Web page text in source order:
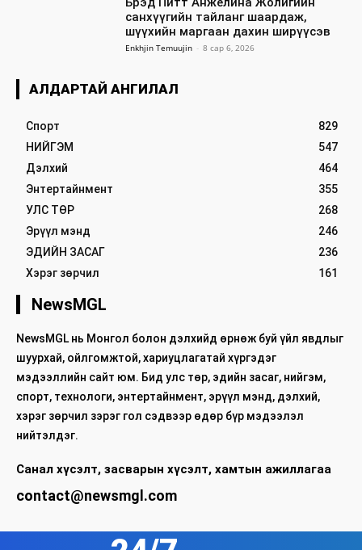
санхүүгийн тайланг шаардаж,
шүүхийн маргаан дахин ширүүсэв
Enkhjin Temuujin - 8 сар 6, 2026
АЛДАРТАЙ АНГИЛАЛ
Спорт
829
НИЙГЭМ
547
Дэлхий
464
Энтертайнмент
355
УЛС ТӨР
268
Эрүүл мэнд
246
ЭДИЙН ЗАСАГ
236
Хэрэг зөрчил
161
NewsMGL
NewsMGL нь Монгол болон дэлхийд өрнөж буй үйл явдлыг
шуурхай, ойлгомжтой, хариуцлагатай хүргэдэг
мэдээллийн сайт юм. Бид улс төр, эдийн засаг, нийгэм,
спорт, технологи, энтертайнмент, эрүүл мэнд, дэлхий,
хэрэг зөрчил зэрэг гол сэдвээр өдөр бүр мэдээлэл
нийтэлдэг.
Санал хүсэлт, засварын хүсэлт, хамтын ажиллагаа
contact@newsmgl.com